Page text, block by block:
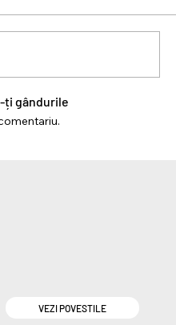
ți gândurile
VEZI POVESTILE